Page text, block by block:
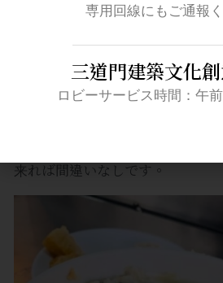
魚皮、カキが豪快に入っており
いた濃厚なスープが特徴。お米
来れば間違いなしです。
専用回線にもご通報く
三道門建築文化
ロビーサービス時間：午